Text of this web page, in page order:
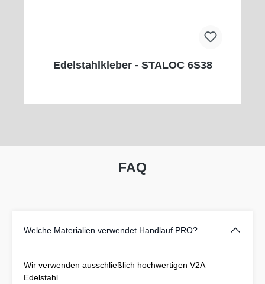
Edelstahlkleber - STALOC 6S38
FAQ
Welche Materialien verwendet Handlauf PRO?
Wir verwenden ausschließlich hochwertigen V2A
Edelstahl.